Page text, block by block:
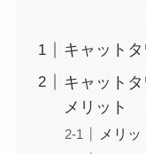
キャット
キャット
メリット
メリッ